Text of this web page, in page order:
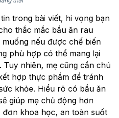
trong bài viết, hi vọng bạn
thắc mắc bầu ăn rau
nếu được chế biến
phù hợp có thể mang lại
Tuy nhiên, mẹ cũng cần chú
hợp thực phẩm để tránh
khỏe. Hiểu rõ có bầu ăn
giúp mẹ chủ động hơn
khoa học, an toàn suốt